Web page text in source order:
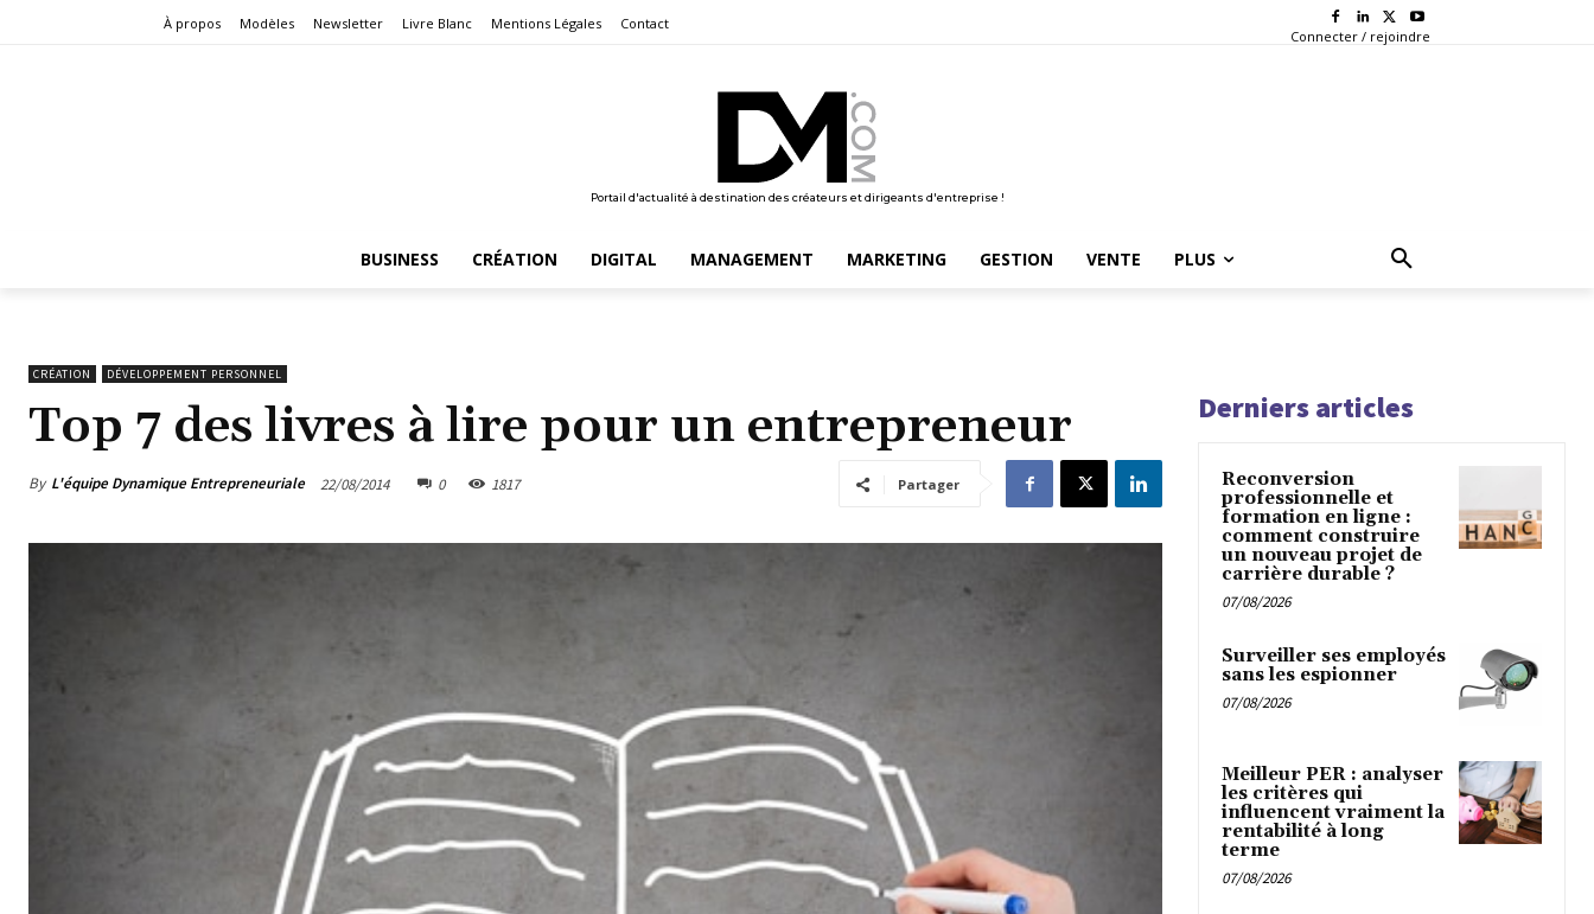
À propos Modèles Newsletter Livre Blanc Mentions Légales Contact
Connecter / rejoindre
Portail d'actualité à destination des créateurs et dirigeants d'entreprise !
BUSINESS CRÉATION DIGITAL MANAGEMENT MARKETING GESTION VENTE PLUS
CRÉATION DÉVELOPPEMENT PERSONNEL
Top 7 des livres à lire pour un entrepreneur
By L'équipe Dynamique Entrepreneuriale 22/08/2014 0 1817 Partager
Derniers articles
Reconversion
professionnelle et
formation en ligne :
comment construire
un nouveau projet de
carrière durable ?
07/08/2026
Surveiller ses employés
sans les espionner
07/08/2026
Meilleur PER : analyser
les critères qui
influencent vraiment la
rentabilité à long
terme
07/08/2026